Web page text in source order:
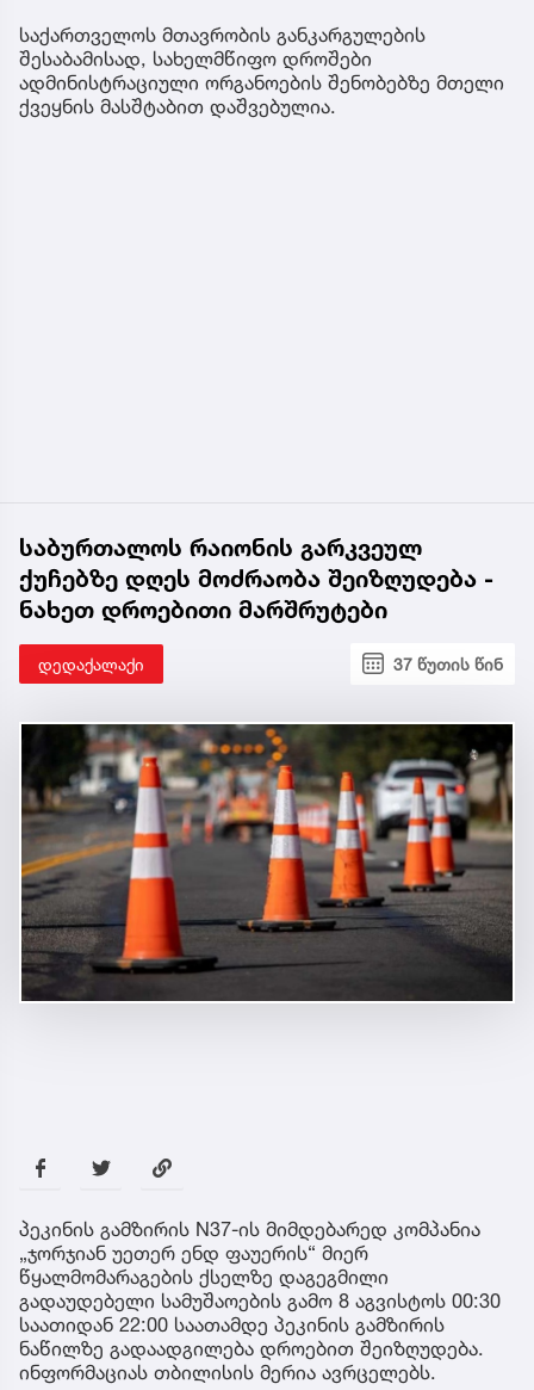
საქართველოს მთავრობის განკარგულების
შესაბამისად, სახელმწიფო დროშები
ადმინისტრაციული ორგანოების შენობებზე მთელი
ქვეყნის მასშტაბით დაშვებულია.
საბურთალოს რაიონის გარკვეულ
ქუჩებზე დღეს მოძრაობა შეიზღუდება -
ნახეთ დროებითი მარშრუტები
დედაქალაქი 37 წუთის წინ
პეკინის გამზირის N37-ის მიმდებარედ კომპანია
„ჯორჯიან უეთერ ენდ ფაუერის“ მიერ
წყალმომარაგების ქსელზე დაგეგმილი
გადაუდებელი სამუშაოების გამო 8 აგვისტოს 00:30
საათიდან 22:00 საათამდე პეკინის გამზირის
ნაწილზე გადაადგილება დროებით შეიზღუდება.
ინფორმაციას თბილისის მერია ავრცელებს.